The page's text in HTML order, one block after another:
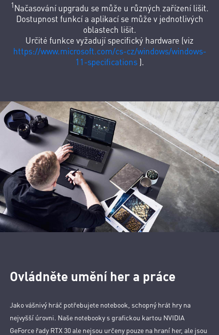
1Načasování upgradu se může u různých zařízení lišit.
Dostupnost funkcí a aplikací se může v jednotlivých
oblastech lišit.
Určité funkce vyžadují specifický hardware (viz
https://www.microsoft.com/cs-cz/windows/windows-
11-specifications ).
Ovládněte umění her a práce
Jako vášnivý hráč potřebujete notebook, schopný hrát hry na
nejvyšší úrovni. Naše notebooky s grafickou kartou NVIDIA
GeForce řady RTX 30 ale nejsou určeny pouze na hraní her, ale jsou